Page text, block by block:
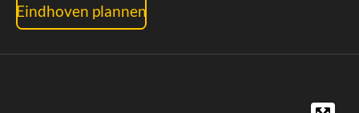
Eindhoven plannen